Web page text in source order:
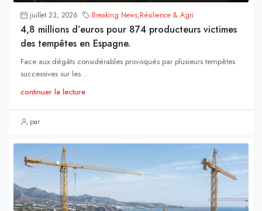
juillet 23, 2026 Breaking News,Résilience & Agri
4,8 millions d’euros pour 874 producteurs victimes
des tempêtes en Espagne.
Face aux dégâts considérables provoqués par plusieurs tempêtes
successives sur les...
continuer la lecture
par